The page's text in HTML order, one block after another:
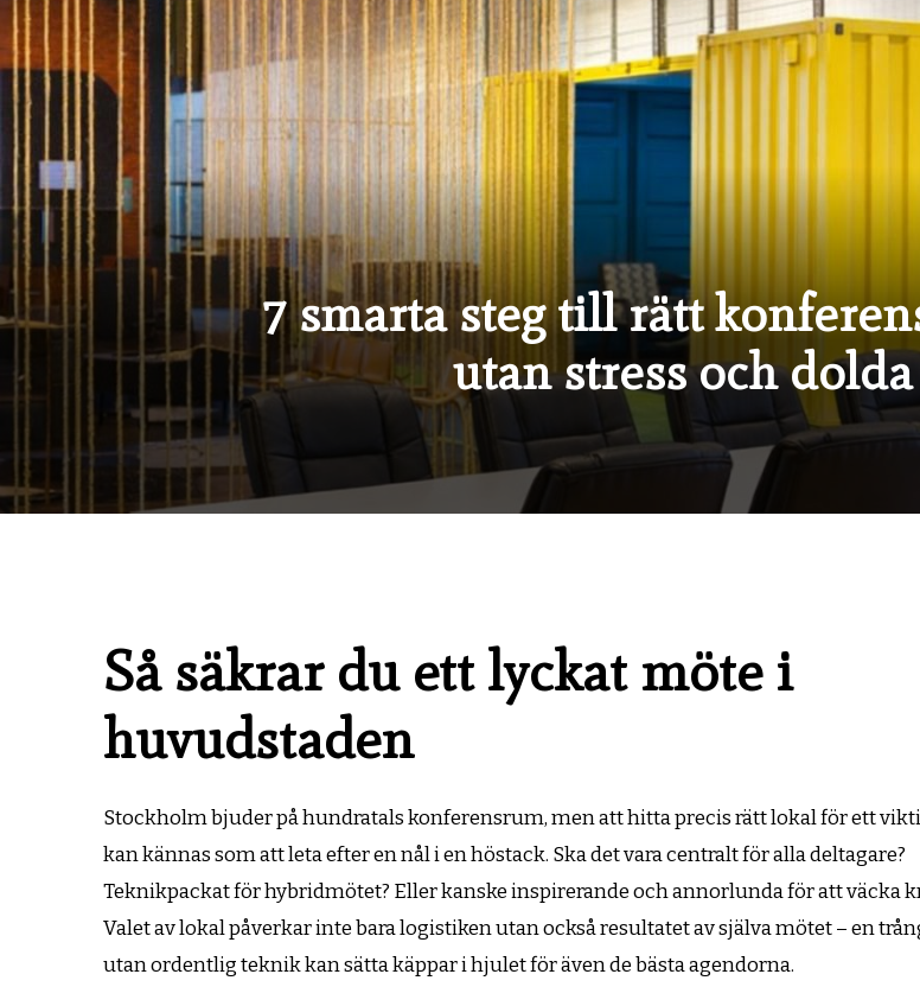
7 smarta steg till rätt
utan stress och
Så säkrar du ett lyckat möte i
huvudstaden
Stockholm bjuder på hundratals konferensrum, men att hitta precis rätt lokal för ett
kan kännas som att leta efter en nål i en höstack. Ska det vara centralt för alla deltagare?
Teknikpackat för hybridmötet? Eller kanske inspirerande och annorlunda för att väcka
Valet av lokal påverkar inte bara logistiken utan också resultatet av själva mötet – en
utan ordentlig teknik kan sätta käppar i hjulet för även de bästa agendorna.